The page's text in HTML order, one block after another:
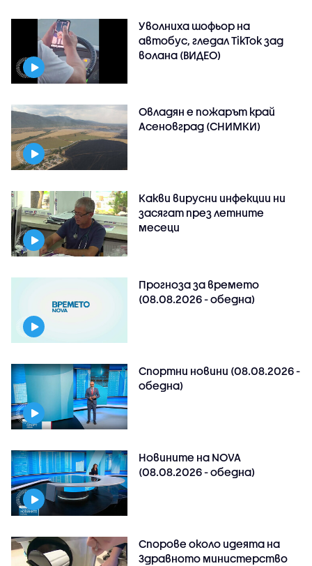
Уволниха шофьор на
автобус, гледал TikTok зад
волана (ВИДЕО)
Овладян е пожарът край
Асеновград (СНИМКИ)
Какви вирусни инфекции ни
засягат през летните
месеци
Прогноза за времето
(08.08.2026 - обедна)
Спортни новини (08.08.2026 -
обедна)
Новините на NOVA
(08.08.2026 - обедна)
Спорове около идеята на
Здравното министерство